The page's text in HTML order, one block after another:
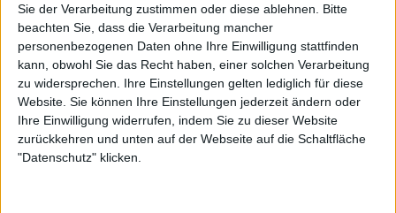
Sie der Verarbeitung zustimmen oder diese ablehnen.
Bitte
beachten Sie, dass die Verarbeitung mancher
personenbezogenen Daten ohne Ihre Einwilligung stattfinden
kann, obwohl Sie das Recht haben, einer solchen Verarbeitung
zu widersprechen. Ihre Einstellungen gelten lediglich für diese
Website. Sie können Ihre Einstellungen jederzeit ändern oder
Ihre Einwilligung widerrufen, indem Sie zu dieser Website
zurückkehren und unten auf der Webseite auf die Schaltfläche
"Datenschutz" klicken.